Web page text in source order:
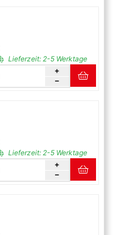
Lieferzeit:2-5 Werktage
Lieferzeit:2-5 Werktage